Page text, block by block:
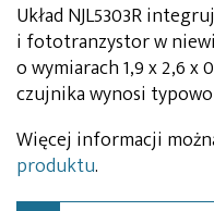
Układ NJL5303R
i fototranzystor w
o wymiarach 1,9 x 2,6 x
czujnika wynosi
Więcej informacji
produktu.